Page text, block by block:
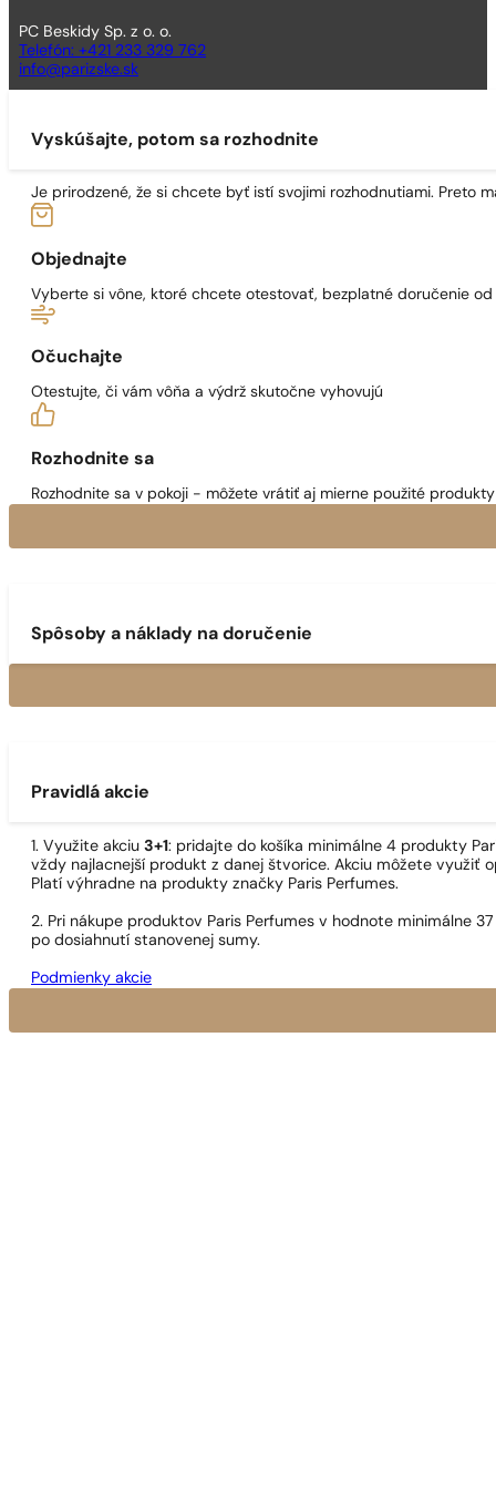
PC Beskidy Sp. z o. o.
Telefón: +421 233 329 762
info@parizske.sk
Vyskúšajte, potom sa rozhodnite
Je prirodzené, že si chcete byť istí svojimi rozhodnutiami. Preto
Objednajte
Vyberte si vône, ktoré chcete otestovať, bezplatné doručenie
Očuchajte
Otestujte, či vám vôňa a výdrž skutočne vyhovujú
Rozhodnite sa
Rozhodnite sa v pokoji - môžete vrátiť aj mierne použité
Spôsoby a náklady na doručenie
Pravidlá akcie
1. Využite akciu 3+1: pridajte do košíka minimálne 4 produkty
vždy najlacnejší produkt z danej štvorice. Akciu môžete využiť
Platí výhradne na produkty značky Paris Perfumes.
2. Pri nákupe produktov Paris Perfumes v hodnote minimálne
po dosiahnutí stanovenej sumy.
Podmienky akcie